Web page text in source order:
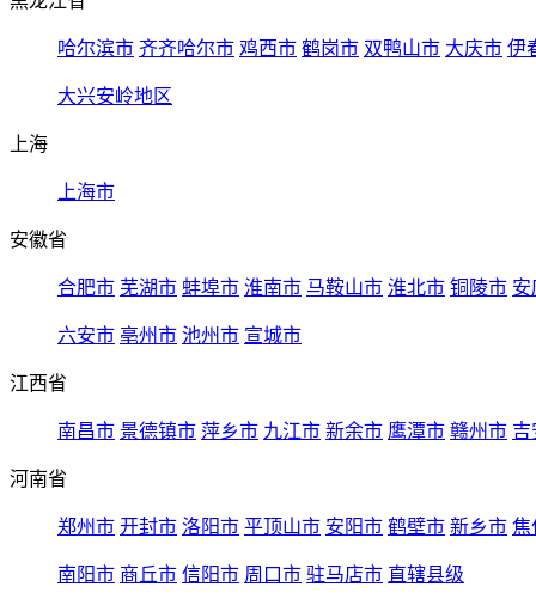
哈尔滨市 齐齐哈尔市 鸡西市 鹤岗市 双鸭山市 大庆市 伊
大兴安岭地区
上海
上海市
安徽省
合肥市 芜湖市 蚌埠市 淮南市 马鞍山市 淮北市 铜陵市 安
六安市 亳州市 池州市 宣城市
江西省
南昌市 景德镇市 萍乡市 九江市 新余市 鹰潭市 赣州市 吉
河南省
郑州市 开封市 洛阳市 平顶山市 安阳市 鹤壁市 新乡市 焦
南阳市 商丘市 信阳市 周口市 驻马店市 直辖县级